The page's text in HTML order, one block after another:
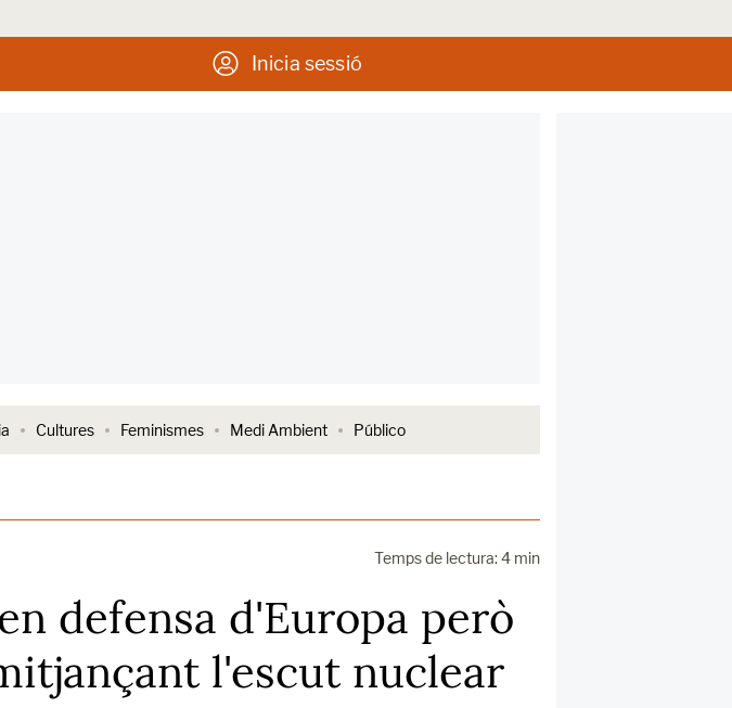
Inicia sessió
Cultures Feminismes Medi Ambient Público
Temps de lectura: 4 min
defensa d'Europa però
l'escut nuclear